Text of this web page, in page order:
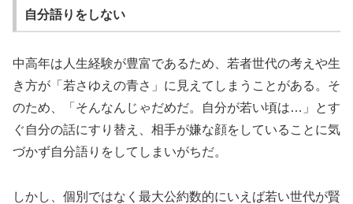
自分語りをしない
中高年は人生経験が豊富であるため、若者世代の考えや生
き方が「若さゆえの青さ」に見えてしまうことがある。そ
のため、「そんなんじゃだめだ。自分が若い頃は…」とす
ぐ自分の話にすり替え、相手が嫌な顔をしていることに気
づかず自分語りをしてしまいがちだ。
しかし、個別ではなく最大公約数的にいえば若い世代が賢